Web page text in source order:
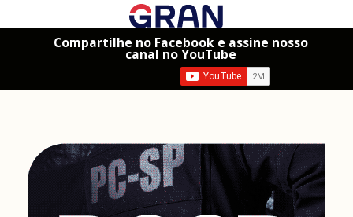
Compartilhe no Facebook e assine nosso
canal no YouTube